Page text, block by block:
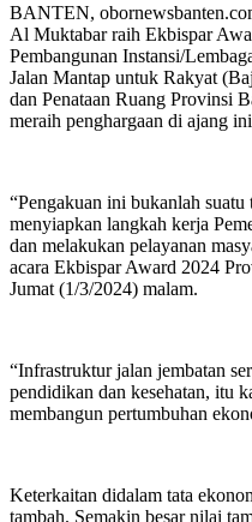
BANTEN,
Al Muktabar raih Ekbispar
Pembangunan Instansi/
Jalan Mantap untuk Rakyat
dan Penataan Ruang Provinsi
meraih penghargaan di ajang
“Pengakuan ini bukanlah
menyiapkan langkah kerja
dan melakukan pelayanan
acara Ekbispar Award 2024
Jumat (1/3/2024) malam.
“Infrastruktur jalan jembatan
pendidikan dan kesehatan, itu
membangun pertumbuhan
Keterkaitan didalam tata
tambah. Semakin besar nilai